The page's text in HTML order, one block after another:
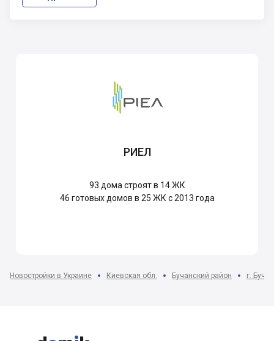
РИЕЛ
93 дома строят в 14 ЖК
46 готовых домов в 25 ЖК с 2013 года
Новостройки в Украине Киевская обл. Бучанский район г. Буча